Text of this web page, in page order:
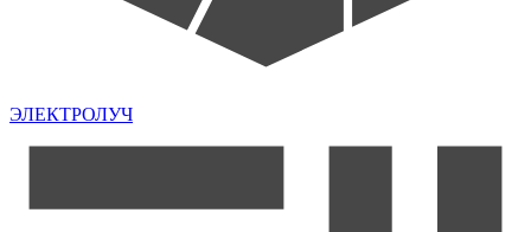
ЭЛЕКТРОЛУЧ